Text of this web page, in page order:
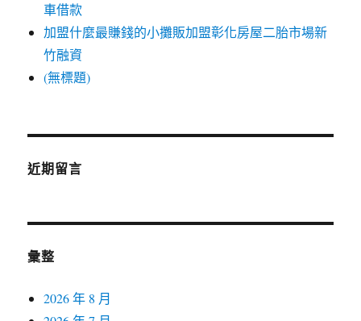
車借款
加盟什麼最賺錢的小攤販加盟彰化房屋二胎市場新
竹融資
(無標題)
近期留言
彙整
2026 年 8 月